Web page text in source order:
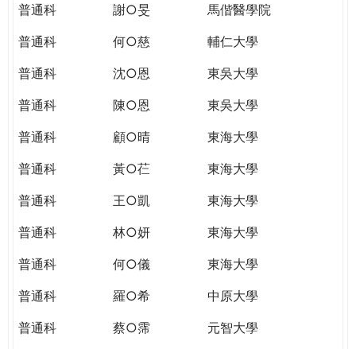
普通科
謝○旻
馬偕醫學院
普通科
何○慈
輔仁大學
普通科
沈○恩
東吳大學
普通科
陳○恩
東吳大學
普通科
顧○晴
東海大學
普通科
黃○芢
東海大學
普通科
王○凱
東海大學
普通科
林○妍
東海大學
普通科
何○儀
東海大學
普通科
羅○希
中原大學
普通科
蔡○霈
元智大學